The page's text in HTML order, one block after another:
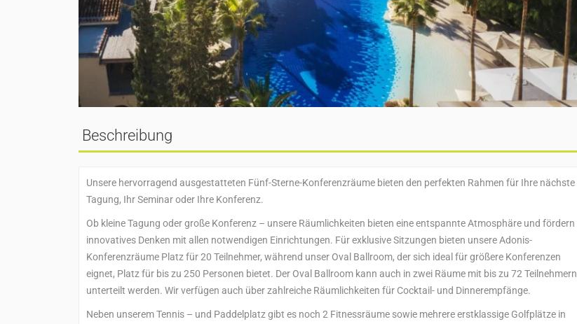
Beschreibung
Unsere hervorragend ausgestatteten Fünf-Sterne-Konferenzräume bieten den perfekten Rahmen für Ihre nächste
Tagung, Ihr Seminar oder Ihre Konferenz.
Ob kleine Tagung oder große Konferenz – unsere Räumlichkeiten bieten eine entspannte Atmosphäre und fördern
innovatives Denken mit allen notwendigen Einrichtungen. Für exklusive Sitzungen bieten unsere Adonis-
Konferenzräume Platz für 20 Teilnehmer, während unser Oval Ballroom, der sich ideal für größere Konferenzen
eignet, Platz für bis zu 250 Personen bietet. Der Oval Ballroom kann auch in zwei Räume mit bis zu 72 Teilnehmern
unterteilt werden. Wir verfügen auch über zahlreiche Räumlichkeiten für Cocktail- und Dinnerempfänge.
Neben unserem Tennis – und Paddelplatz gibt es noch 2 Fitnessräume sowie mehrere erstklassige Golfplätze in